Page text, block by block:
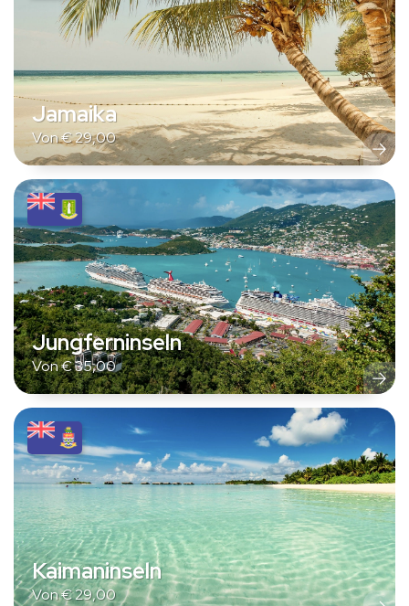
Jamaika
Von€29,00
Jungferninseln
Von€35,00
Kaimaninseln
Von€29,00